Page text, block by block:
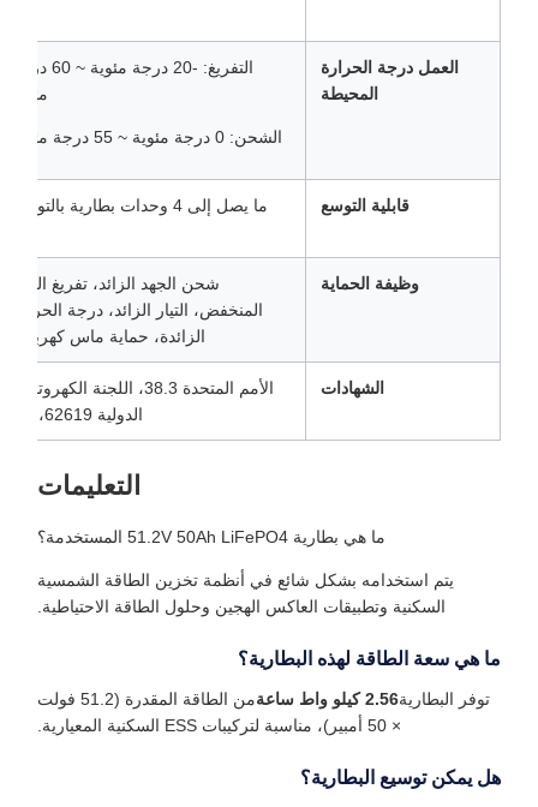
العمل درجة الحرارة
المحيطة
التفريغ: -20 درجة مئوية ~ 60 درجة
مئوية
الشحن: 0 درجة مئوية ~ 55 درجة مئوية
قابلية التوسع ما يصل إلى 4 وحدات بطارية بالتوازي
وظيفة الحماية
شحن الجهد الزائد، تفريغ الجهد
المنخفض، التيار الزائد، درجة الحرارة
الزائدة، حماية ماس كهربائى
الشهادات
الأمم المتحدة 38.3، اللجنة الكهروتقنية
الدولية 62619، CE
التعليمات
ما هي بطارية 51.2V 50Ah LiFePO4 المستخدمة؟
يتم استخدامه بشكل شائع في أنظمة تخزين الطاقة الشمسية
السكنية وتطبيقات العاكس الهجين وحلول الطاقة الاحتياطية.
ما هي سعة الطاقة لهذه البطارية؟
توفر البطارية2.56 كيلو واط ساعة
من الطاقة المقدرة (51.2 فولت
× 50 أمبير)، مناسبة لتركيبات ESS السكنية المعيارية.
هل يمكن توسيع البطارية؟